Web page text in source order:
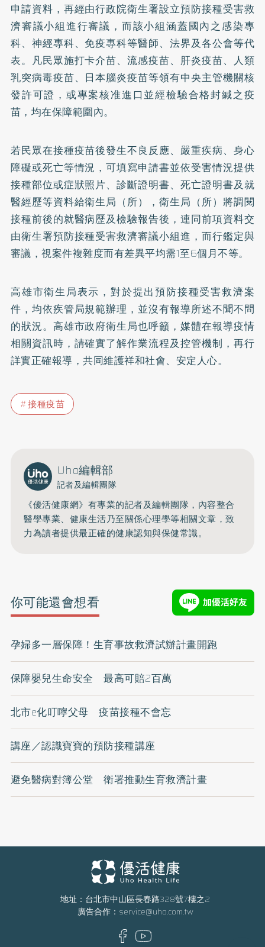
申請資料，再經由行政院衛生署設立預防接種受害救
濟審議小組進行審議，而該小組涵蓋國內之感染專
科、神經專科、免疫專科等醫師、法界及各公會等代
表。凡民眾施打卡介苗、流感疫苗、肝炎疫苗、人類
乳突病毒疫苗、日本腦炎疫苗等領有中央主管機關核
發許可證，或專案核准進口並經檢驗合格封緘之疫
苗，均在保障範圍內。
若民眾在接種疫苗後發生不良反應、嚴重疾病、身心
障礙或死亡等情況，可填寫申請書並依受害情況提供
接種部位或症狀照片、診斷證明書、死亡證明書及就
醫經歷等資料給衛生局（所），衛生局（所）將調閱
接種前後的就醫病歷及檢驗報告後，連同前項資料交
由衛生署預防接種受害救濟審議小組進，而行鑑定與
審議，視案件複雜度而有差異平均需1至6個月不等。
高雄市衛生局表示，對於提出預防接種受害救濟案
件，均依疾管局規範辦理，並沒有報導所述不聞不問
的狀況。高雄市政府衛生局也呼籲，媒體在報導疫情
相關資訊時，請確實了解作業流程及控管機制，再行
詳實正確報導，共同維護祥和社會、安定人心。
接種疫苗
Uho編輯部
記者及編輯團隊
《優活健康網》有專業的記者及編輯團隊，內容整合
醫學專業、健康生活乃至關係心理學等相關文章，致
力為讀者提供最正確的健康認知與保健常識。
你可能還會想看
孕婦多一層保障！生育事故救濟試辦計畫開跑
保障嬰兒生命安全 最高可賠2百萬
北市e化叮嚀父母 疫苗接種不會忘
講座／認識寶寶的預防接種講座
避免醫病對簿公堂 衛署推動生育救濟計畫
地址：台北市中山區長春路328號7樓之2
廣告合作： service@uho.com.tw